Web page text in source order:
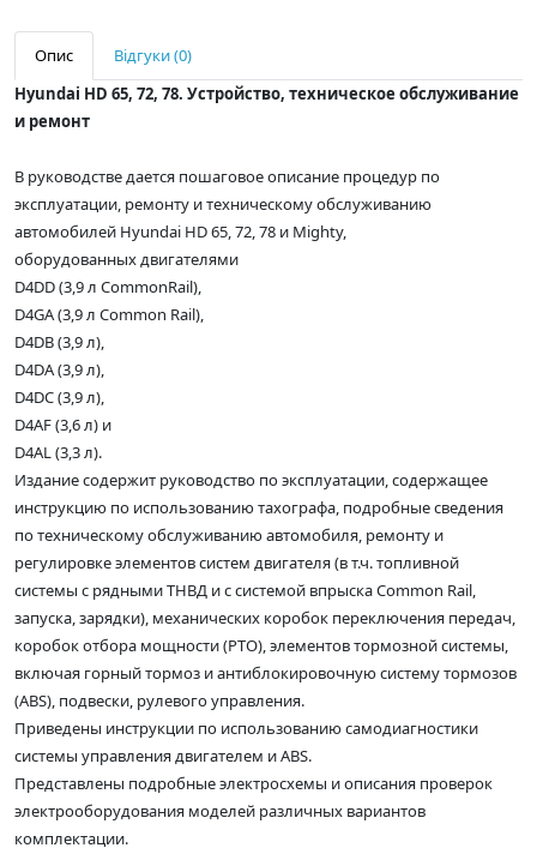
Опис
Відгуки (0)
Hyundai HD 65, 72, 78. Устройство, техническое обслуживание
и ремонт
В руководстве дается пошаговое описание процедур по
эксплуатации, ремонту и техническому обслуживанию
автомобилей Hyundai HD 65, 72, 78 и Mighty,
оборудованных двигателями
D4DD (3,9 л CommonRail),
D4GA (3,9 л Common Rail),
D4DB (3,9 л),
D4DA (3,9 л),
D4DС (3,9 л),
D4AF (3,6 л) и
D4AL (3,3 л).
Издание содержит руководство по эксплуатации, содержащее
инструкцию по использованию тахографа, подробные сведения
по техническому обслуживанию автомобиля, ремонту и
регулировке элементов систем двигателя (в т.ч. топливной
системы с рядными ТНВД и с системой впрыска Common Rail,
запуска, зарядки), механических коробок переключения передач,
коробок отбора мощности (PTO), элементов тормозной системы,
включая горный тормоз и антиблокировочную систему тормозов
(ABS), подвески, рулевого управления.
Приведены инструкции по использованию самодиагностики
системы управления двигателем и ABS.
Представлены подробные электросхемы и описания проверок
электрооборудования моделей различных вариантов
комплектации.